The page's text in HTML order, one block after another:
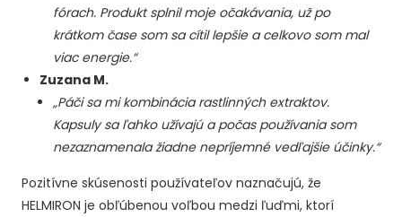
fórach. Produkt splnil moje očakávania, už po
krátkom čase som sa cítil lepšie a celkovo som mal
viac energie.“
Zuzana M.
„Páči sa mi kombinácia rastlinných extraktov.
Kapsuly sa ľahko užívajú a počas používania som
nezaznamenala žiadne nepríjemné vedľajšie účinky.“
Pozitívne skúsenosti používateľov naznačujú, že
HELMIRON je obľúbenou voľbou medzi ľuďmi, ktorí